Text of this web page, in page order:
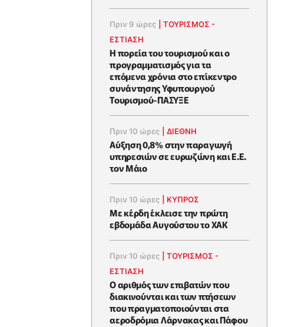
Πριν 9 ώρες |ΤΟΥΡΙΣΜΟΣ -
ΕΣΤΙΑΣΗ
Η πορεία του τουρισμού και ο
προγραμματισμός για τα
επόμενα χρόνια στο επίκεντρο
συνάντησης Υφυπουργού
Τουρισμού-ΠΑΣΥΞΕ
Πριν 10 ώρες |ΔΙΕΘΝΗ
Αύξηση 0,8% στην παραγωγή
υπηρεσιών σε ευρωζώνη και Ε.Ε.
τον Μάιο
Πριν 10 ώρες ΚΥΠΡΟΣ
Με κέρδη έκλεισε την πρώτη
εβδομάδα Αυγούστου το ΧΑΚ
Πριν 10 ώρες |ΤΟΥΡΙΣΜΟΣ -
ΕΣΤΙΑΣΗ
Ο αριθμός των επιβατών που
διακινούνται και των πτήσεων
που πραγματοποιούνται στα
αεροδρόμια Λάρνακας και Πάφου